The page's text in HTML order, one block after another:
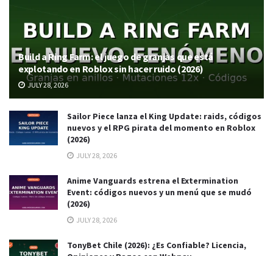
Build a Ring Farm: el juego de granjas que está
explotando en Roblox sin hacer ruido (2026)
JULY 28, 2026
Sailor Piece lanza el King Update: raids, códigos
nuevos y el RPG pirata del momento en Roblox
(2026)
JULY 28, 2026
Anime Vanguards estrena el Extermination
Event: códigos nuevos y un menú que se mudó
(2026)
JULY 28, 2026
TonyBet Chile (2026): ¿Es Confiable? Licencia,